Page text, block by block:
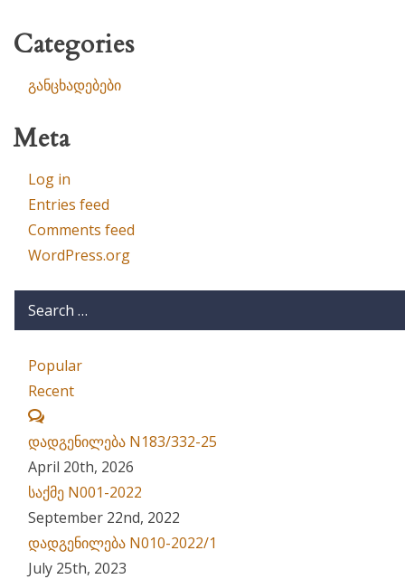
Categories
განცხადებები
Meta
Log in
Entries feed
Comments feed
WordPress.org
Popular
Recent
Comments
დადგენილება N183/332-25
April 20th, 2026
საქმე N001-2022
September 22nd, 2022
დადგენილება N010-2022/1
July 25th, 2023